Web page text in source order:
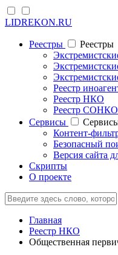
LIDREKON.RU
Реестры
Реестры
Реестр
Реестр НКО
Реестр СОНКО
Cервисы
Контент-
Безопасный
Версия сайта
Скрипты
О проекте
Главная
Реестр НКО
Общественная